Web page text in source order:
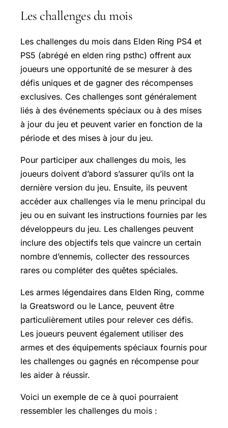
Les challenges du mois
Les challenges du mois dans Elden Ring PS4 et
PS5 (abrégé en elden ring psthc) offrent aux
joueurs une opportunité de se mesurer à des
défis uniques et de gagner des récompenses
exclusives. Ces challenges sont généralement
liés à des événements spéciaux ou à des mises
à jour du jeu et peuvent varier en fonction de la
période et des mises à jour du jeu.
Pour participer aux challenges du mois, les
joueurs doivent d’abord s’assurer qu’ils ont la
dernière version du jeu. Ensuite, ils peuvent
accéder aux challenges via le menu principal du
jeu ou en suivant les instructions fournies par les
développeurs du jeu. Les challenges peuvent
inclure des objectifs tels que vaincre un certain
nombre d’ennemis, collecter des ressources
rares ou compléter des quêtes spéciales.
Les armes légendaires dans Elden Ring, comme
la Greatsword ou le Lance, peuvent être
particulièrement utiles pour relever ces défis.
Les joueurs peuvent également utiliser des
armes et des équipements spéciaux fournis pour
les challenges ou gagnés en récompense pour
les aider à réussir.
Voici un exemple de ce à quoi pourraient
ressembler les challenges du mois :